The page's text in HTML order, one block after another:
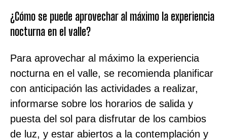
¿Cómo se puede aprovechar al máximo la experiencia
nocturna en el valle?
Para aprovechar al máximo la experiencia
nocturna en el valle, se recomienda planificar
con anticipación las actividades a realizar,
informarse sobre los horarios de salida y
puesta del sol para disfrutar de los cambios
de luz, y estar abiertos a la contemplación y